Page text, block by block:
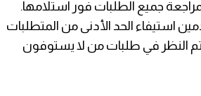
جميع الطلبات فور استلامها.
استيفاء الحد الأدنى من المتطلبات
النظر في طلبات من لا يستوفون